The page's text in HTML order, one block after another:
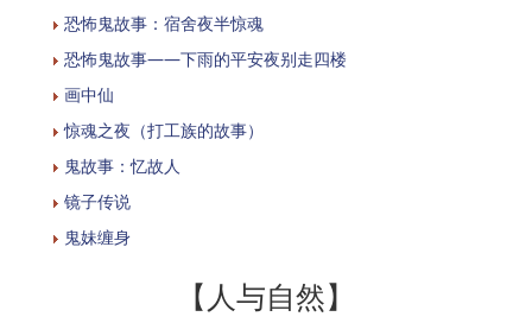
恐怖鬼故事：宿舍夜半惊魂
恐怖鬼故事——下雨的平安夜别走四楼
画中仙
惊魂之夜（打工族的故事）
鬼故事：忆故人
镜子传说
鬼妹缠身
【人与自然】